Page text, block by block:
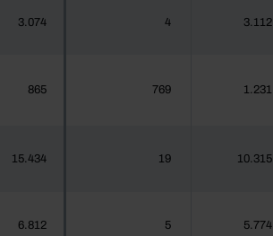
3.074 4 3.112
865 769 1.231
15.434 19 10.315
6.812 5 5.774